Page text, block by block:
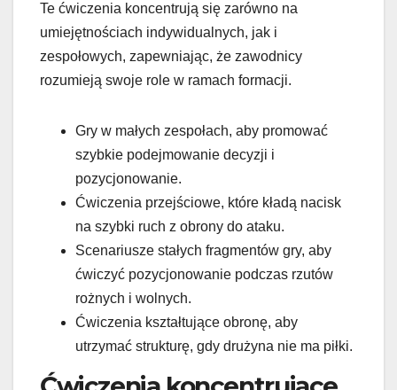
Te ćwiczenia koncentrują się zarówno na
umiejętnościach indywidualnych, jak i
zespołowych, zapewniając, że zawodnicy
rozumieją swoje role w ramach formacji.
Gry w małych zespołach, aby promować
szybkie podejmowanie decyzji i
pozycjonowanie.
Ćwiczenia przejściowe, które kładą nacisk
na szybki ruch z obrony do ataku.
Scenariusze stałych fragmentów gry, aby
ćwiczyć pozycjonowanie podczas rzutów
rożnych i wolnych.
Ćwiczenia kształtujące obronę, aby
utrzymać strukturę, gdy drużyna nie ma piłki.